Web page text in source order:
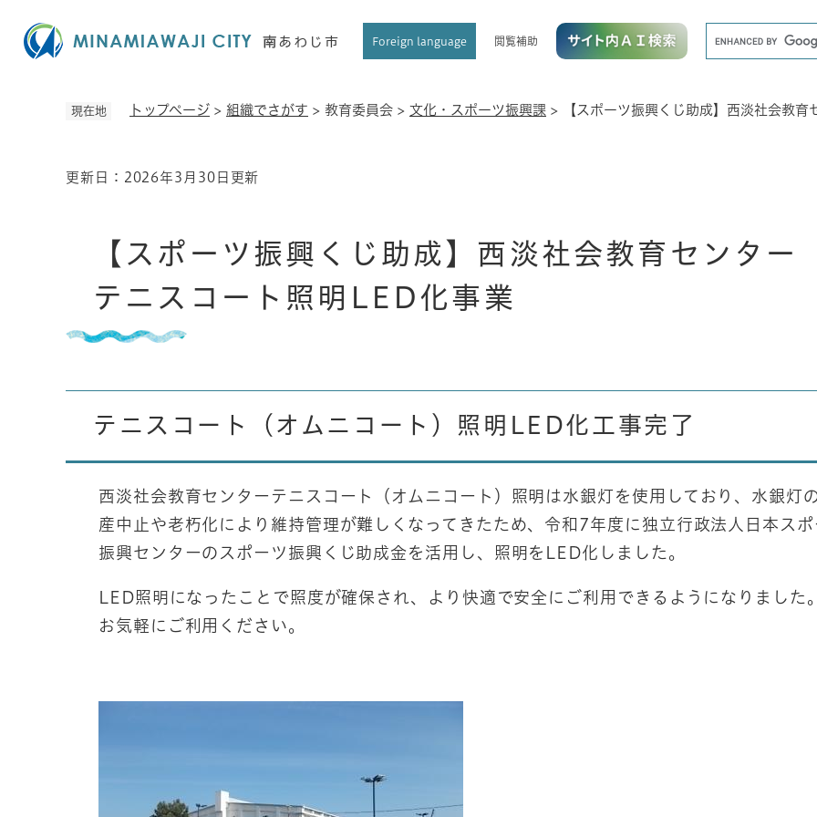
Foreign language 閲覧補助
ド
現在地 トップページ > 組織でさがす > 教育委員会 > 文化・スポーツ振興課 > 【スポーツ振興くじ助成】西淡社会教
本
更新日：2026年3月30日更新
【スポーツ振興くじ助成】西淡社会教育センター
テニスコート照明LED化事業
テニスコート（オムニコート）照明LED化工事完了
西淡社会教育センターテニスコート（オムニコート）照明は水銀灯を使用しており、水銀灯
産中止や老朽化により維持管理が難しくなってきたため、令和7年度に独立行政法人日本スポ
振興センターのスポーツ振興くじ助成金を活用し、照明をLED化しました。
LED照明になったことで照度が確保され、より快適で安全にご利用できるようになりました。
お気軽にご利用ください。